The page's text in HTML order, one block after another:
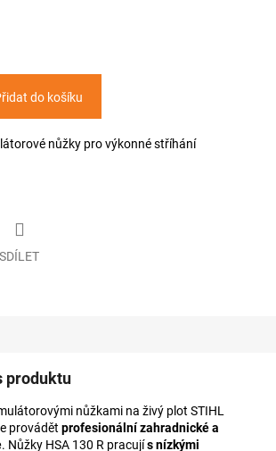
do košíku
nůžky pro výkonné stříhání
SDÍLET
produktu
nůžkami na živý plot STIHL
provádět profesionální zahradnické a
. Nůžky HSA 130 R pracujís nízkými